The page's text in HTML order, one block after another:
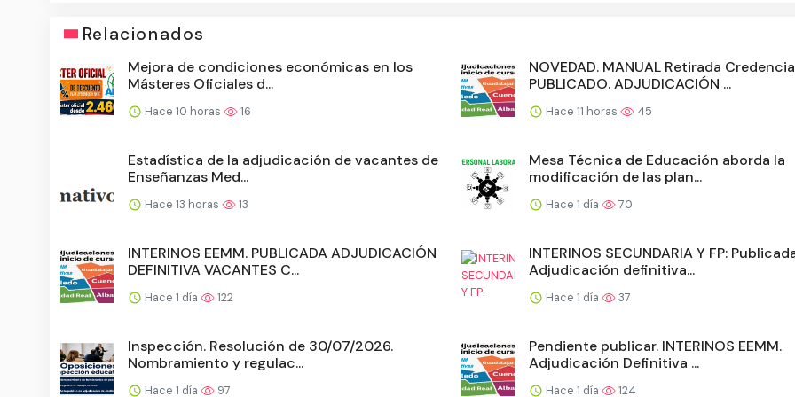
Relacionados
Mejora de condiciones económicas en los
Másteres Oficiales d...
Hace 10 horas 16
NOVEDAD. MANUAL Retirada
PUBLICADO. ADJUDICACIÓN ...
Hace 11 horas 45
Estadística de la adjudicación de vacantes de
Enseñanzas Med...
Hace 13 horas 13
Mesa Técnica de Educación aborda la
modificación de las plan...
Hace 1 día 70
INTERINOS EEMM. PUBLICADA ADJUDICACIÓN
DEFINITIVA VACANTES C...
Hace 1 día 122
INTERINOS SECUNDARIA Y FP:
Adjudicación definitiva...
Hace 1 día 37
Inspección. Resolución de 30/07/2026.
Nombramiento y regulac...
Hace 1 día 97
Pendiente publicar. INTERINOS EEMM.
Adjudicación Definitiva ...
Hace 1 día 124